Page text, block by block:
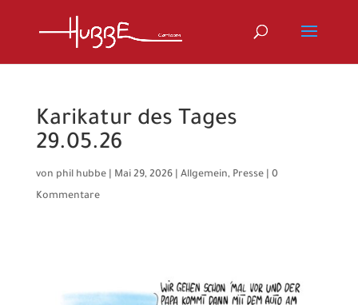
Karikatur des Tages
29.05.26
von phil hubbe| Mai 29, 2026| Allgemein, Presse| 0
Kommentare